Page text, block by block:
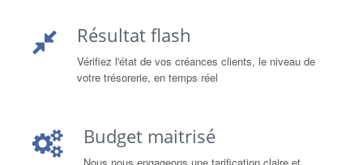
Résultat flash
Vérifiez l'état de vos créances clients, le niveau de
votre trésorerie, en temps réel
Budget maitrisé